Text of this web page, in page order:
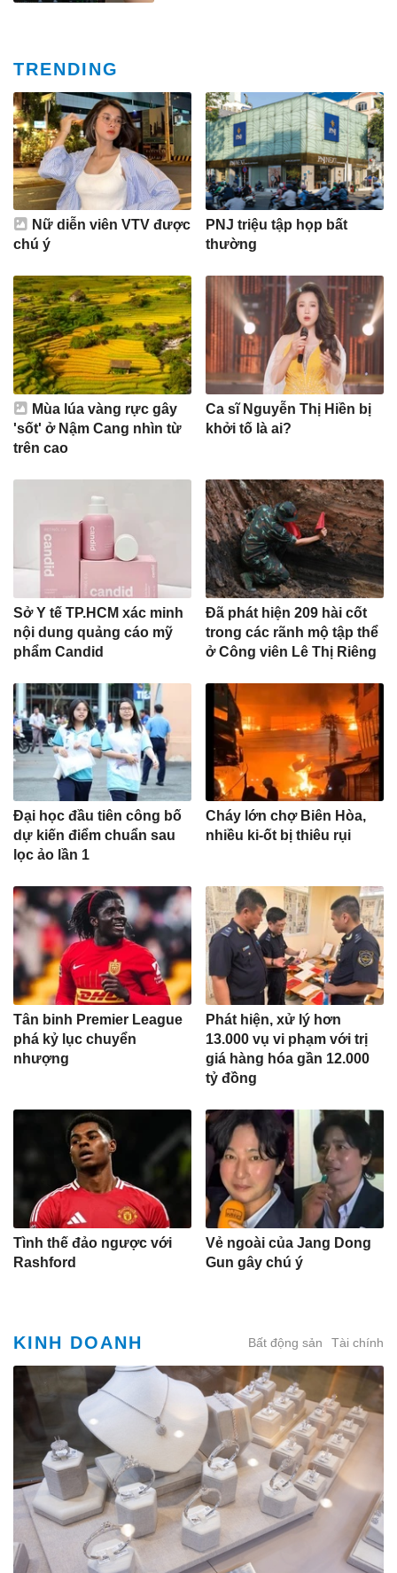
TRENDING
Nữ diễn viên VTV được
chú ý
PNJ triệu tập họp bất
thường
Mùa lúa vàng rực gây
'sốt' ở Nậm Cang nhìn từ
trên cao
Ca sĩ Nguyễn Thị Hiền bị
khởi tố là ai?
Sở Y tế TP.HCM xác minh
nội dung quảng cáo mỹ
phẩm Candid
Đã phát hiện 209 hài cốt
trong các rãnh mộ tập thể
ở Công viên Lê Thị Riêng
Đại học đầu tiên công bố
dự kiến điểm chuẩn sau
lọc ảo lần 1
Cháy lớn chợ Biên Hòa,
nhiều ki-ốt bị thiêu rụi
Tân binh Premier League
phá kỷ lục chuyển
nhượng
Phát hiện, xử lý hơn
13.000 vụ vi phạm với trị
giá hàng hóa gần 12.000
tỷ đồng
Tình thế đảo ngược với
Rashford
Vẻ ngoài của Jang Dong
Gun gây chú ý
KINH DOANH Bất động sản Tài chính